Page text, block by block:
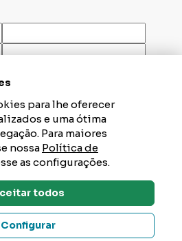
Dúvidas? Tire Aqui
para lhe oferecer
e uma ótima
Para maiores
nossa Política de
as configurações.
todos
Configurar